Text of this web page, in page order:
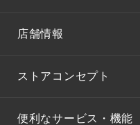
店舗情報
ストアコンセプト
便利なサービス・機能